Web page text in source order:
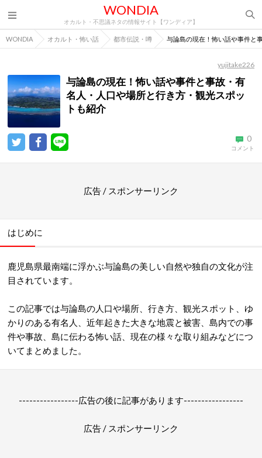
WONDIA
オカルト・不思議ネタの情報サイト【ワンディア】
WONDIA オカルト・怖い話 都市伝説・噂 与論島の現在！怖い話や事件と
yujitake226
与論島の現在！怖い話や事件と事故・有
名人・人口や場所と行き方・観光スポッ
トも紹介
0
コメント
広告 / スポンサーリンク
はじめに
鹿児島県最南端に浮かぶ与論島の美しい自然や独自の文化が注
目されています。
この記事では与論島の人口や場所、行き方、観光スポット、ゆ
かりのある有名人、近年起きた大きな地震と被害、島内での事
件や事故、島に伝わる怖い話、現在の様々な取り組みなどにつ
いてまとめました。
-----------------広告の後に記事があります-----------------
広告 / スポンサーリンク